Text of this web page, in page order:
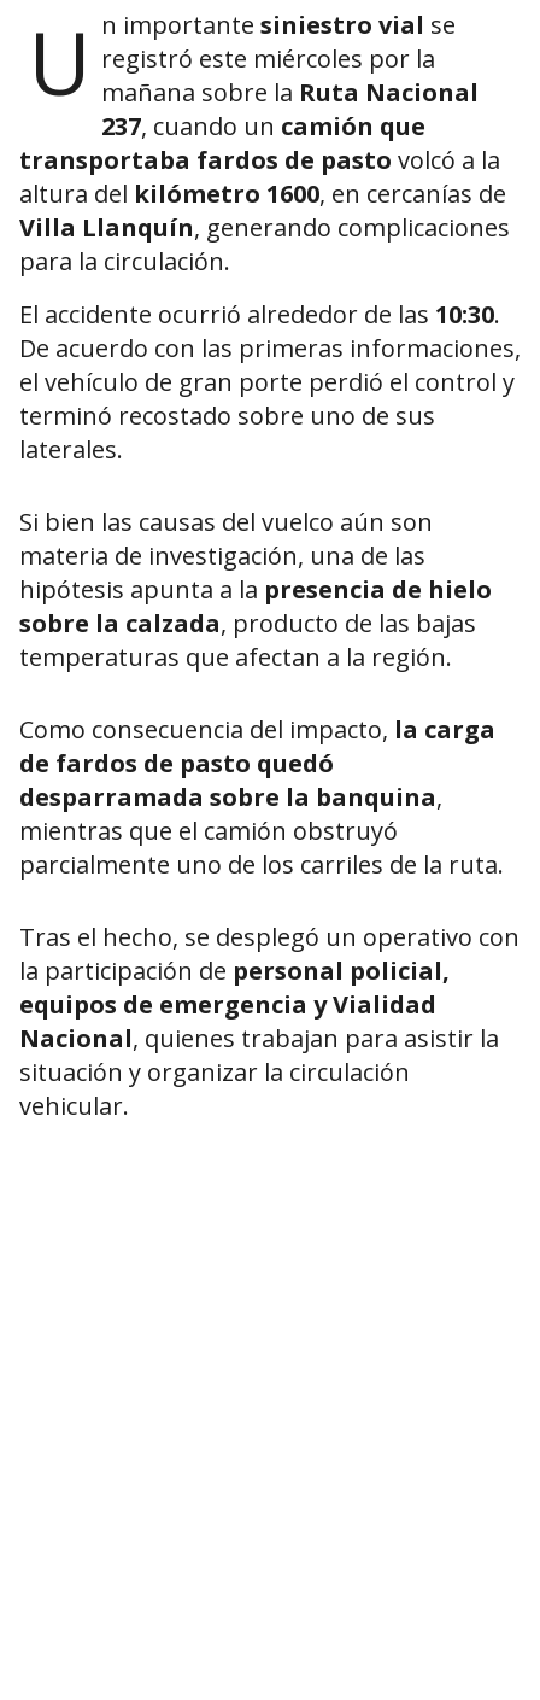
U n importante siniestro vial se
registró este miércoles por la
mañana sobre la Ruta Nacional
237, cuando un camión que
transportaba fardos de pasto volcó a la
altura del kilómetro 1600, en cercanías de
Villa Llanquín, generando complicaciones
para la circulación.
El accidente ocurrió alrededor de las 10:30.
De acuerdo con las primeras informaciones,
el vehículo de gran porte perdió el control y
terminó recostado sobre uno de sus
laterales.
Si bien las causas del vuelco aún son
materia de investigación, una de las
hipótesis apunta a la presencia de hielo
sobre la calzada, producto de las bajas
temperaturas que afectan a la región.
Como consecuencia del impacto, la carga
de fardos de pasto quedó
desparramada sobre la banquina,
mientras que el camión obstruyó
parcialmente uno de los carriles de la ruta.
Tras el hecho, se desplegó un operativo con
la participación de personal policial,
equipos de emergencia y Vialidad
Nacional, quienes trabajan para asistir la
situación y organizar la circulación
vehicular.